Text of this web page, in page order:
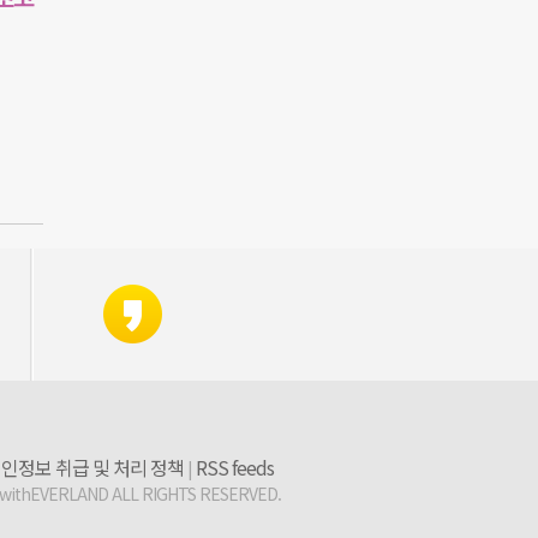
정보 취급 및 처리 정책 | RSS feeds
ALL RIGHTS RESERVED.